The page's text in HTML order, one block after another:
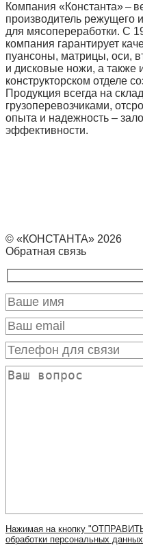
Компания «Константа» –
производитель режущего
для мясопереработки. С
компания гарантирует
пуансоны, матрицы, оси,
и дисковые ножи, а также
конструкторском отделе
Продукция всегда на
грузоперевозчиками,
опыта и надежность –
эффективности.
© «КОНСТАНТА» 2026
Обратная связь
Нажимая на кнопку
обработки персональных данных